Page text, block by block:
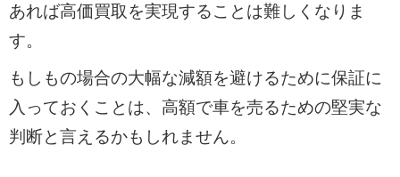
あれば高価買取を実現することは難しくなりま
す。
もしもの場合の大幅な減額を避けるために保証に
入っておくことは、高額で車を売るための堅実な
判断と言えるかもしれません。